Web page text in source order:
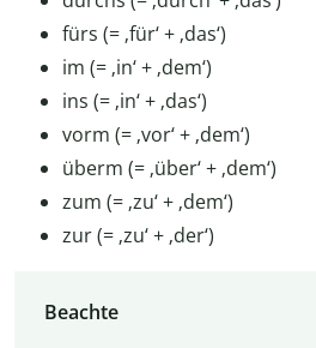
fürs (= ‚für‘ + ‚das‘)
im (= ‚in‘ + ‚dem‘)
ins (= ‚in‘ + ‚das‘)
vorm (= ‚vor‘ + ‚dem‘)
überm (= ‚über‘ + ‚dem‘)
zum (= ‚zu‘ + ‚dem‘)
zur (= ‚zu‘ + ‚der‘)
Beachte